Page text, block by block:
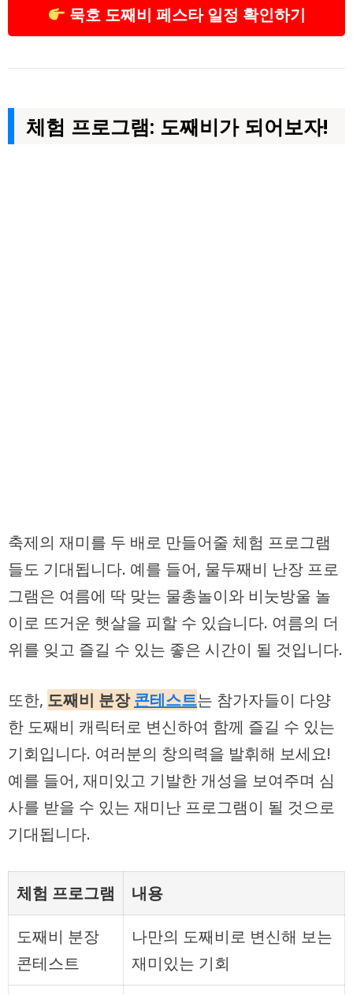
묵호 도째비 페스타 일정 확인하기
체험 프로그램: 도째비가 되어보자!
축제의 재미를 두 배로 만들어줄 체험 프로그램
들도 기대됩니다. 예를 들어, 물두째비 난장 프로
그램은 여름에 딱 맞는 물총놀이와 비눗방울 놀
이로 뜨거운 햇살을 피할 수 있습니다. 여름의 더
위를 잊고 즐길 수 있는 좋은 시간이 될 것입니다.
또한, 도째비 분장콘테스트는 참가자들이 다양
한 도째비 캐릭터로 변신하여 함께 즐길 수 있는
기회입니다. 여러분의 창의력을 발휘해 보세요!
예를 들어, 재미있고 기발한 개성을 보여주며 심
사를 받을 수 있는 재미난 프로그램이 될 것으로
기대됩니다.
체험 프로그램 내용
도째비 분장
콘테스트
나만의 도째비로 변신해 보는
재미있는 기회